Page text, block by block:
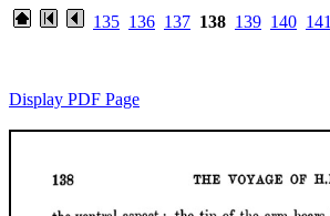
135 136 137 138 139 140 141
Display PDF Page